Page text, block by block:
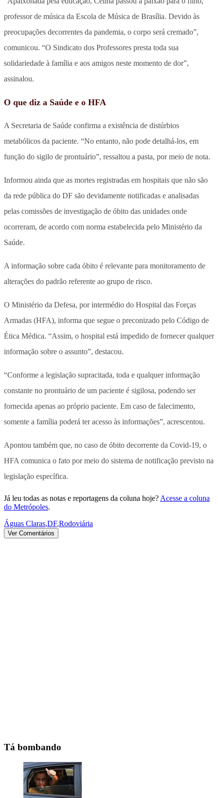
professor de música da Escola de Música de Brasília. Devido às
preocupações decorrentes da pandemia, o corpo será cremado”,
comunicou. “O Sindicato dos Professores presta toda sua
solidariedade à família e aos amigos neste momento de dor”,
assinalou.
O que diz a Saúde e o HFA
A Secretaria de Saúde confirma a existência de distúrbios
metabólicos da paciente. “No entanto, não pode detalhá-los, em
função do sigilo de prontuário”, ressaltou a pasta, por meio de nota.
Informou ainda que as mortes registradas em hospitais que não são
da rede pública do DF são devidamente notificadas e analisadas
pelas comissões de investigação de óbito das unidades onde
ocorreram, de acordo com norma estabelecida pelo Ministério da
Saúde.
A informação sobre cada óbito é relevante para monitoramento de
alterações do padrão referente ao grupo de risco.
O Ministério da Defesa, por intermédio do Hospital das Forças
Armadas (HFA), informa que segue o preconizado pelo Código de
Ética Médica. “Assim, o hospital está impedido de fornecer qualquer
informação sobre o assunto”, destacou.
“Conforme a legislação supracitada, toda e qualquer informação
constante no prontuário de um paciente é sigilosa, podendo ser
fornecida apenas ao próprio paciente. Em caso de falecimento,
somente a família poderá ter acesso às informações”, acrescentou.
Apontou também que, no caso de óbito decorrente da Covid-19, o
HFA comunica o fato por meio do sistema de notificação previsto na
legislação específica.
Já leu todas as notas e reportagens da coluna hoje? Acesse a coluna
do Metrópoles.
Águas Claras,DF,Rodoviária
Ver Comentários
Tá bombando